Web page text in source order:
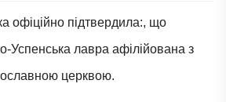
офіційно підтвердила:, що
Успенська лавра афілійована з
церквою.